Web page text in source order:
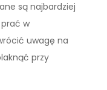
są najbardziej
w
uwagę na
przy